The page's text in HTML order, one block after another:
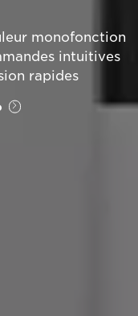
monofonction
intuitives
rapides